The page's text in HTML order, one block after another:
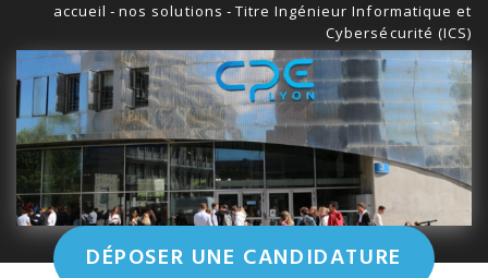
accueil -nos solutions - Titre Ingénieur Informatique et
Cybersécurité (ICS)
DÉPOSER UNE CANDIDATURE